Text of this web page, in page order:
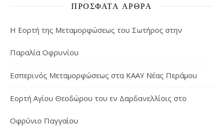
ΠΡΌΣΦΑΤΑ ΆΡΘΡΑ
Η Εορτή της Μεταμορφώσεως του Σωτήρος στην
Παραλία Οφρυνίου
Εσπερινός Μεταμορφώσεως στα ΚΑΑΥ Νέας Περάμου
Εορτή Αγίου Θεοδώρου του εν Δαρδανελλίοις στο
Οφρύνιο Παγγαίου